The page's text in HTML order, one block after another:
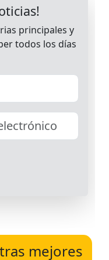
mejores